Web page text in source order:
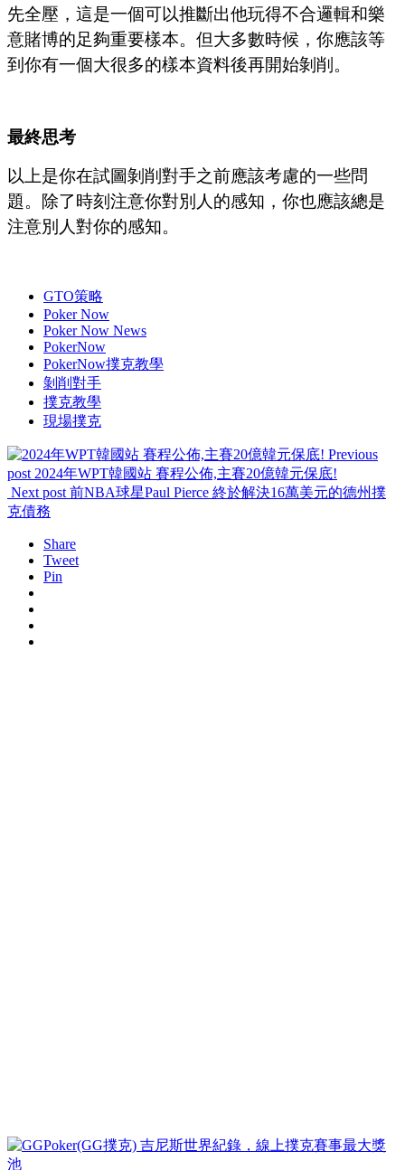
先全壓，這是一個可以推斷出他玩得不合邏輯和樂
意賭博的足夠重要樣本。但大多數時候，你應該等
到你有一個大很多的樣本資料後再開始剝削。
最終思考
以上是你在試圖剝削對手之前應該考慮的一些問
題。除了時刻注意你對別人的感知，你也應該總是
注意別人對你的感知。
GTO策略
Poker Now
Poker Now News
PokerNow
PokerNow撲克教學
剝削對手
撲克教學
現場撲克
Previous
post 2024年WPT韓國站 賽程公佈,主賽20億韓元保底!
Next post 前NBA球星Paul Pierce 終於解決16萬美元的德州撲
克債務
Share
Tweet
Pin